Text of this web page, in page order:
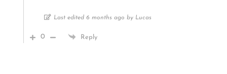
Last edited 6 months ago by Lucas
0 Reply